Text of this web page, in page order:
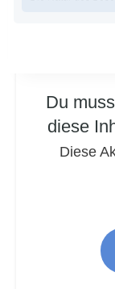
Du
diese
Diese